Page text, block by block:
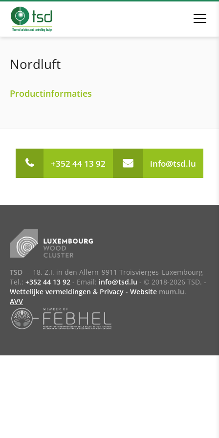
Nordluft
Productinformaties
+352 44 13 92 info@tsd.lu
TSD - 18, Z.I. in den Allern 9911 Troisvierges Luxembourg -
Tel.: +352 44 13 92 - Email: info@tsd.lu - © 2018-2026 TSD. -
Wettelijke vermeldingen & Privacy - Website mum.lu.
AVV